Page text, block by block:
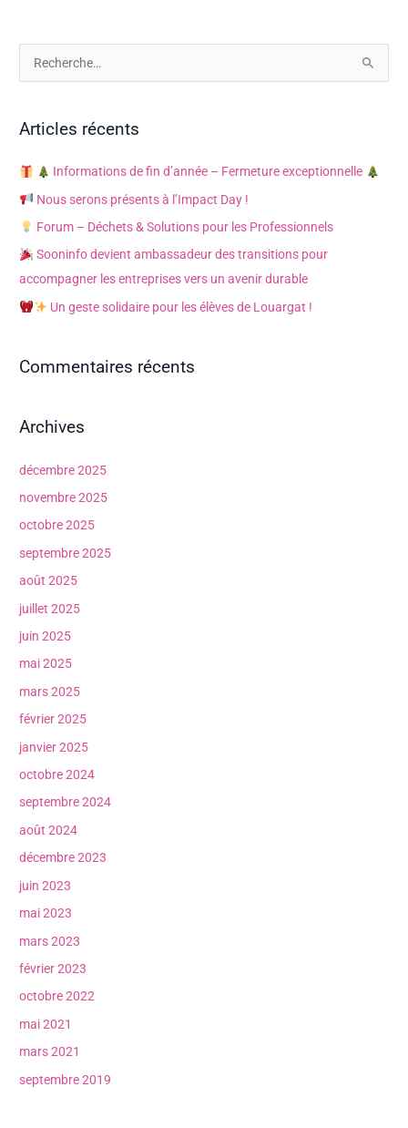
e
e
r
Articles récents
Informations de fin d’année – Fermeture exceptionnelle
Nous serons présents à l’Impact Day !
Forum – Déchets & Solutions pour les Professionnels
Sooninfo devient ambassadeur des transitions pour
accompagner les entreprises vers un avenir durable
Un geste solidaire pour les élèves de Louargat !
Commentaires récents
Archives
décembre 2025
novembre 2025
octobre 2025
septembre 2025
août 2025
juillet 2025
juin 2025
mai 2025
mars 2025
février 2025
janvier 2025
octobre 2024
septembre 2024
août 2024
décembre 2023
juin 2023
mai 2023
mars 2023
février 2023
octobre 2022
mai 2021
mars 2021
septembre 2019